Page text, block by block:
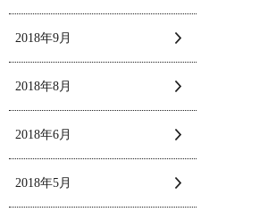
2018年9月
2018年8月
2018年6月
2018年5月